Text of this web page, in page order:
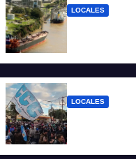
LOCALES
posicionar
como
LOCALES